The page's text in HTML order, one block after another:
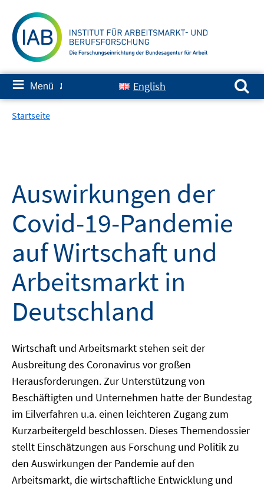
zum
Inhalt
≡ Menü ✘ English
Suchen nach:
Startseite
Auswirkungen der
Covid-19-Pandemie
auf Wirtschaft und
Arbeitsmarkt in
Deutschland
Wirtschaft und Arbeitsmarkt stehen seit der
Ausbreitung des Coronavirus vor großen
Herausforderungen. Zur Unterstützung von
Beschäftigten und Unternehmen hatte der Bundestag
im Eilverfahren u.a. einen leichteren Zugang zum
Kurzarbeitergeld beschlossen. Dieses Themendossier
stellt Einschätzungen aus Forschung und Politik zu
den Auswirkungen der Pandemie auf den
Arbeitsmarkt, die wirtschaftliche Entwicklung und